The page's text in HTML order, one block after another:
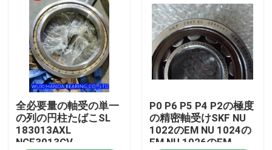
全必要量の軸受の単一
の列の円柱たばこSL
183013AXL
NCF3013CV
P0 P6 P5 P4 P2の極度
の精密軸受けSKF NU
1022のEM NU 1024の
EM NU 1026のEM